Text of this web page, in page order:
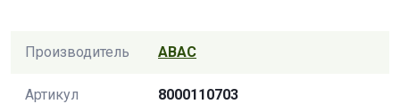
Производитель ABAC
Артикул 8000110703